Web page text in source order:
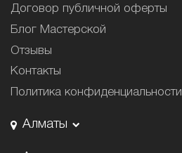
Договор публичной оферты
Блог Мастерской
Отзывы
Контакты
Политика конфиденциальности
Алматы